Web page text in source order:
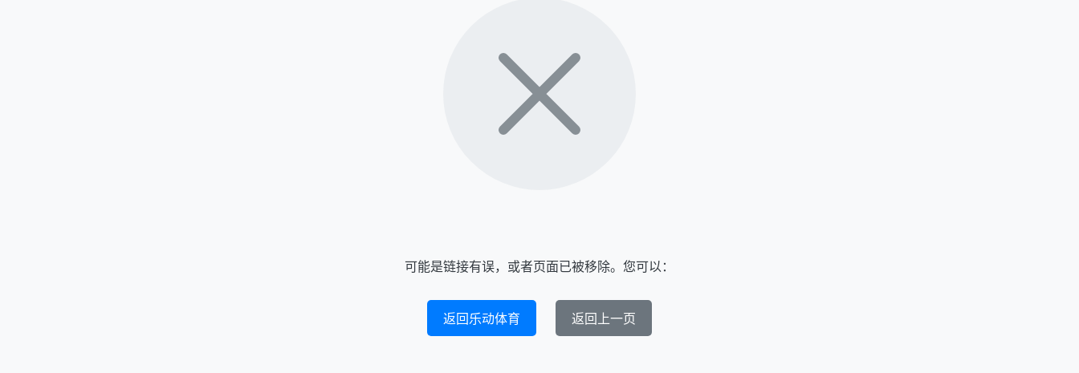
可能是链接有误，或者页面已被移除。您可以：
返回乐动体育 返回上一页